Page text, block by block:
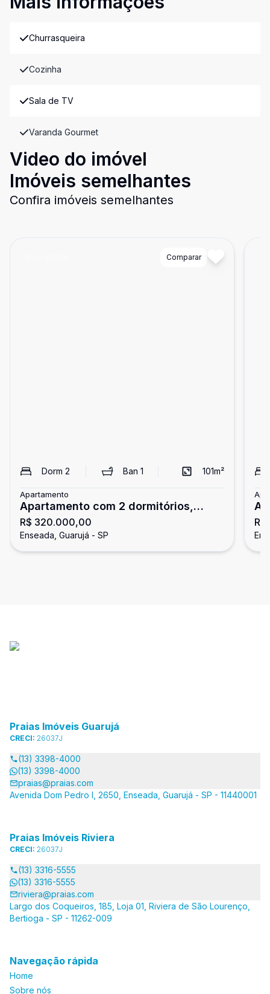
Churrasqueira
Cozinha
Sala de TV
Varanda Gourmet
Video do imóvel
Imóveis semelhantes
Confira imóveis semelhantes
Comparar
Dorm 2 Ban 1 101m²
Apartamento
Apartamento com 2 dormitórios,
Enseada, Guarujá
R$ 320.000,00
Enseada, Guarujá - SP
Praias Imóveis Guarujá
CRECI: 26037J
(13) 3398-4000
(13) 3398-4000
praias@praias.com
Avenida Dom Pedro I, 2650, Enseada, Guarujá - SP - 11440001
Praias Imóveis Riviera
CRECI: 26037J
(13) 3316-5555
(13) 3316-5555
riviera@praias.com
Largo dos Coqueiros, 185, Loja 01, Riviera de São Lourenço,
Bertioga - SP - 11262-009
Navegação rápida
Home
Sobre nós